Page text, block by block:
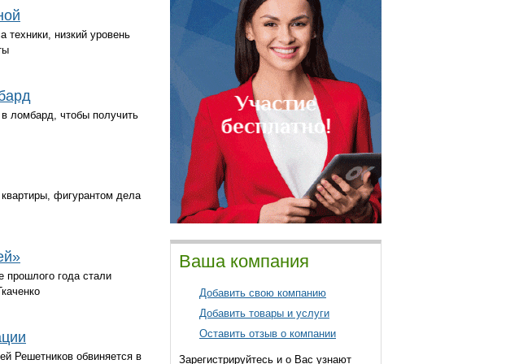
техники, низкий уровень
ломбард, чтобы получить
фигурантом дела
прошлого года стали
Решетников обвиняется в
Ваша компания
Добавить свою компанию
Добавить товары и услуги
Оставить отзыв о компании
Зарегистрируйтесь и о Вас узнают